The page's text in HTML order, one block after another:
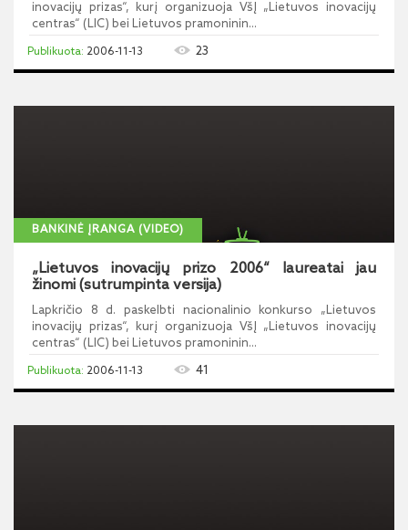
inovacijų prizas“, kurį organizuoja VšĮ „Lietuvos inovacijų
centras“ (LIC) bei Lietuvos pramoninin...
2006-11-13 23
BANKINĖ ĮRANGA (VIDEO)
„Lietuvos inovacijų prizo 2006“ laureatai jau
žinomi (sutrumpinta versija)
Lapkričio 8 d. paskelbti nacionalinio konkurso „Lietuvos
inovacijų prizas“, kurį organizuoja VšĮ „Lietuvos inovacijų
centras“ (LIC) bei Lietuvos pramoninin...
2006-11-13 41